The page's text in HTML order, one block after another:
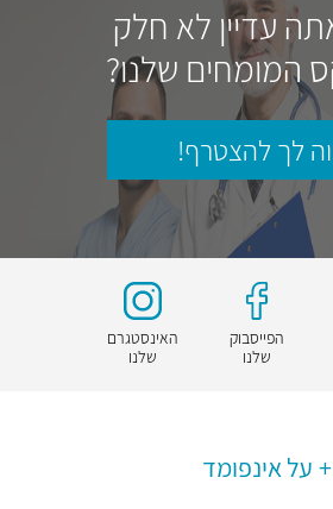
עדיין לא חלק
המומחים שלנו?
לך להצטרף!
הפייסבוק
שלנו
האינסטגרם
שלנו
על אינפומד